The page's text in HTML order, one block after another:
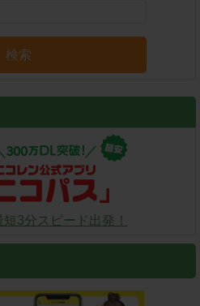
検索
3分スピード出発！